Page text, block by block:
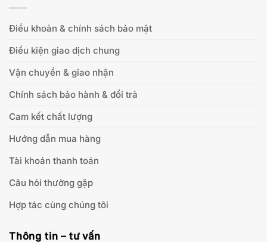
Điều khoản & chính sách bảo mật
Điều kiện giao dịch chung
Vận chuyển & giao nhận
Chính sách bảo hành & đổi trả
Cam kết chất lượng
Hướng dẫn mua hàng
Tài khoản thanh toán
Câu hỏi thường gặp
Hợp tác cùng chúng tôi
Thông tin – tư vấn